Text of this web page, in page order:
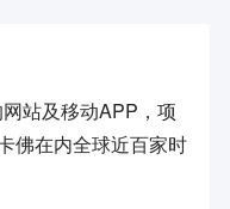
站及移动APP，项
佛在内全球近百家时